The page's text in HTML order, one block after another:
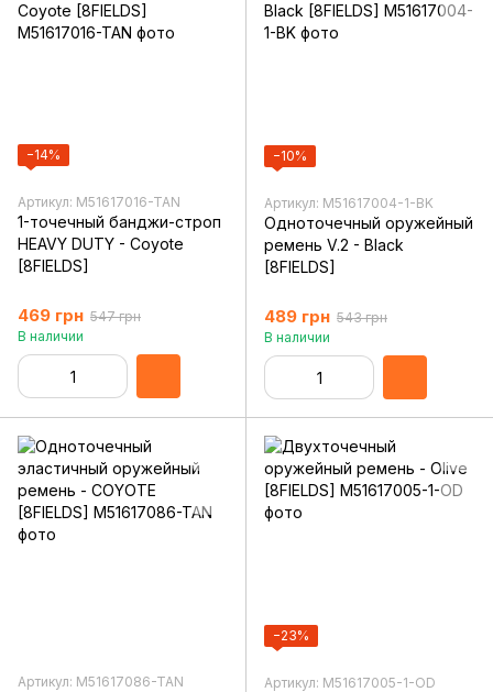
−14%
Артикул: M51617016-TAN
1-точечный банджи-строп
HEAVY DUTY - Coyote
[8FIELDS]
469 грн 547 грн
В наличии
−10%
Артикул: M51617004-1-BK
Одноточечный оружейный
ремень V.2 - Black
[8FIELDS]
489 грн 543 грн
В наличии
Артикул: M51617086-TAN
−23%
Артикул: M51617005-1-OD